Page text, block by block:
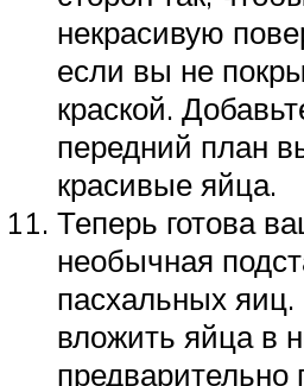
некрасивую
если вы не
краской.
передний план
красивые яйца.
Теперь готова
необычная
пасхальных
вложить яйца в
предварительно